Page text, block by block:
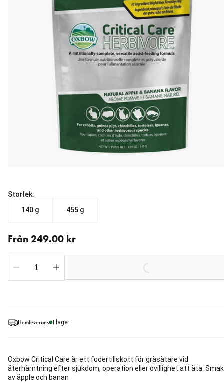
Hemleverans I lager
Oxbow Critical Care är ett fodertillskott för gräsätare vid
återhämtning efter sjukdom, operation eller ovillighet att äta. Smak
av äpple och banan
Storlek:
140 g
455 g
Från 249.00 kr
Loading...